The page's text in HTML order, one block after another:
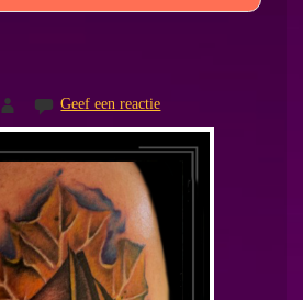
Geef een reactie